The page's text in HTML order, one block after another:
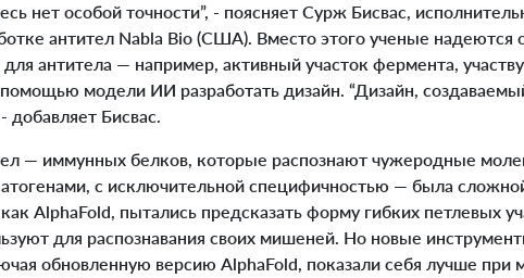
нет особой точности”, - поясняет Сурж Бисвас,
антител Nabla Bio (США). Вместо этого ученые надеются
антитела — например, активный участок фермента,
модели ИИ разработать дизайн. “Дизайн,
добавляет Бисвас.
— иммунных белков, которые распознают чужеродные
с исключительной специфичностью — была
AlphaFold, пытались предсказать форму гибких петлевых
для распознавания своих мишеней. Но новые
обновленную версию AlphaFold, показали себя лучше при